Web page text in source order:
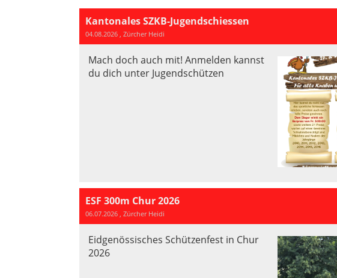
Kantonales SZKB-Jugendschiessen
04.08.2026 , Zürcher Heidi
Mach doch auch mit! Anmelden kannst
du dich unter Jugendschützen
ESF 300m Chur 2026
06.07.2026 , Zürcher Heidi
Eidgenössisches Schützenfest in Chur
2026